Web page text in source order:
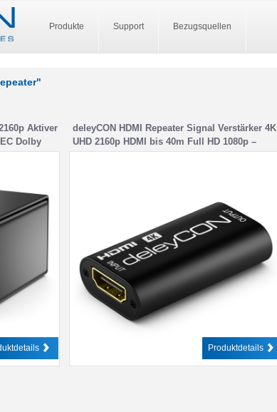
Produkte Support Bezugsquellen
Aktiver
Dolby
deleyCON HDMI Repeater Signal Verstärker 4K
UHD 2160p HDMI bis 40m Full HD 1080p –
Schwarz
Produktdetails